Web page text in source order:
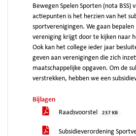
Bewegen Spelen Sporten (nota BSS)
actiepunten is het herzien van het
sportverenigingen. We gaan bepalen
vereniging krijgt door te kijken naar
Ook kan het college ieder jaar
geven aan verenigingen die zich
maatschappelijke opgaven. Om de
verstrekken, hebben we een
Bijlagen
Raadsvoorstel
237 KB
Subsidieverordening